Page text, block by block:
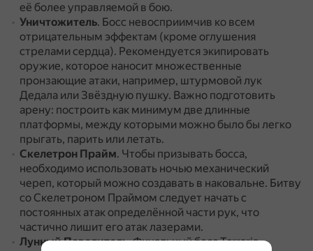
её более управляемой в бою.
Уничтожитель. Босс невосприимчив ко всем
отрицательным эффектам (кроме оглушения
стрелами сердца). Рекомендуется экипировать
оружие, которое наносит множественные
пронзающие атаки, например, штурмовой лук
Дедала или Звёздную пушку. Важно подготовить
арену: построить как минимум две длинные
платформы, между которыми можно было бы легко
прыгать, парить или летать.
Скелетрон Прайм. Чтобы призывать босса,
необходимо использовать ночью механический
череп, который можно создавать в наковальне. Битву
со Скелетроном Праймом следует начать с
постоянных атак определённой части рук, что
частично лишит его атак лазерами.
Лунный Повелитель.Финальный босс Terraria,